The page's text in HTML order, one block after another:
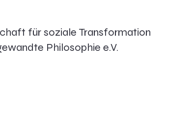
für soziale Transformation
Philosophie e.V.